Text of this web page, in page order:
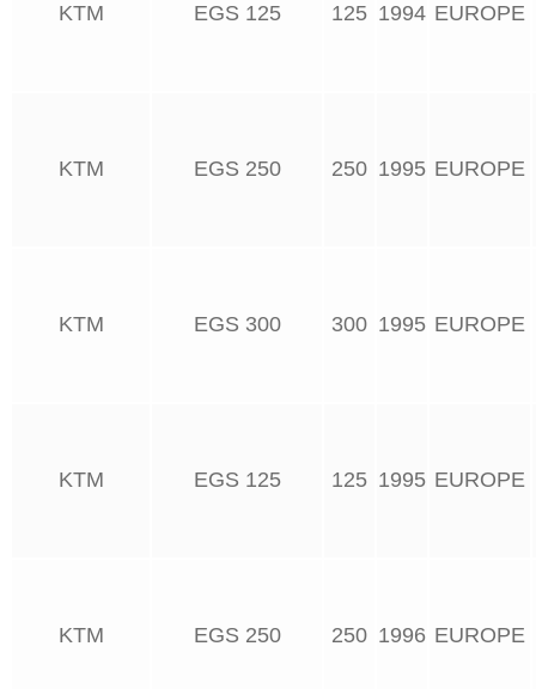
KTM EGS 125 125 1994 EUROPE
KTM EGS 250 250 1995 EUROPE
KTM EGS 300 300 1995 EUROPE
KTM EGS 125 125 1995 EUROPE
KTM EGS 250 250 1996 EUROPE